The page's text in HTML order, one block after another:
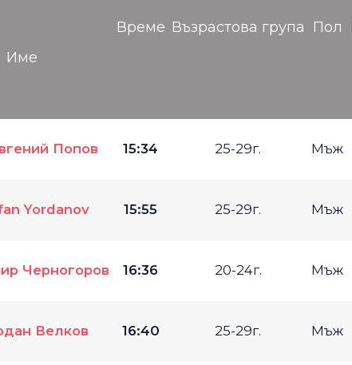
Име
Време Възрастова група Пол
Попов 15:34 25-29г. Мъж
Yordanov 15:55 25-29г. Мъж
Черногоров 16:36 20-24г. Мъж
Велков 16:40 25-29г. Мъж